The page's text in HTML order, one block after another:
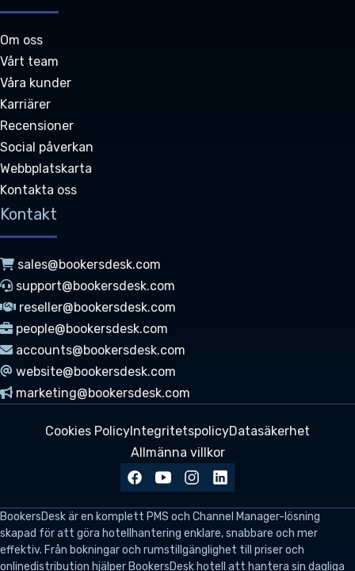
Om oss
Vårt team
Våra kunder
Karriärer
Recensioner
Social påverkan
Webbplatskarta
Kontakta oss
Kontakt
sales@bookersdesk.com
support@bookersdesk.com
reseller@bookersdesk.com
people@bookersdesk.com
accounts@bookersdesk.com
website@bookersdesk.com
marketing@bookersdesk.com
Cookies PolicyIntegritetspolicyDatasäkerhet
Allmänna villkor
BookersDeskär en komplett PMS och Channel Manager-lösning
skapad för att göra hotellhantering enklare, snabbare och mer
effektiv. Från bokningar och rumstillgänglighet till priser och
onlinedistribution hjälper BookersDesk hotell att hantera sin dagliga